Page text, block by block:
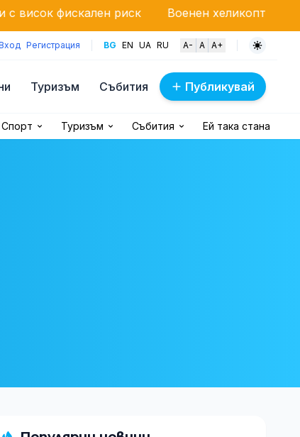
риск Военен хеликоптер „Кугър“ гаси
Регистрация BG EN UA RU A- A A+
Туризъм Събития Публикувай
Спорт Туризъм Събития Ей така стана